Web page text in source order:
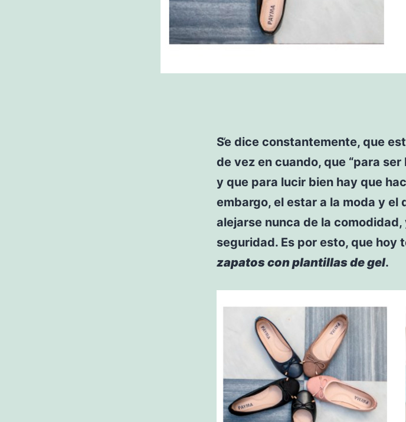
Se dice constantemente, que
de vez en cuando, que “para
y que para lucir bien hay que
embargo, el estar a la moda y el
alejarse nunca de la
seguridad. Es por esto, que hoy
zapatos con plantillas de gel.